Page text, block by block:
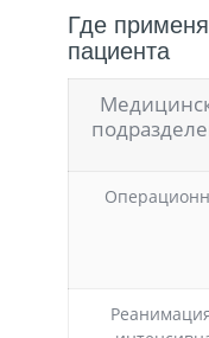
Где
пациента